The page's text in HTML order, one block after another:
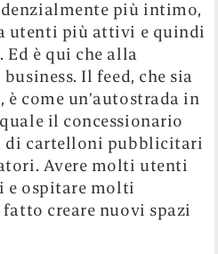
più intimo,
utenti più attivi e quindi
è qui che alla
Il feed, che sia
come un’autostrada in
il concessionario
di cartelloni pubblicitari
Avere molti utenti
e ospitare molti
creare nuovi spazi